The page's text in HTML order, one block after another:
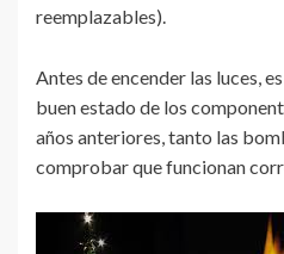
reemplazables).
Antes de encender las luces,
buen estado de los
años anteriores, tanto las
comprobar que funcionan